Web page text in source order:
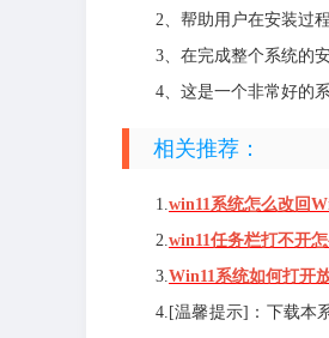
2、帮助用户在安装过
3、在完成整个系统的
4、这是一个非常好的
相关推荐：
1.win11系统怎么改回
2.win11任务栏打不开
3.Win11系统如何打开
4.[温馨提示]：下载本